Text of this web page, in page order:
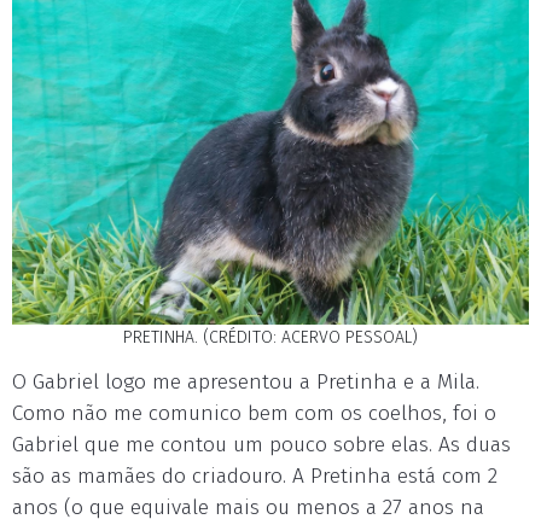
PRETINHA. (CRÉDITO: ACERVO PESSOAL)
O Gabriel logo me apresentou a Pretinha e a Mila.
Como não me comunico bem com os coelhos, foi o
Gabriel que me contou um pouco sobre elas. As duas
são as mamães do criadouro. A Pretinha está com 2
anos (o que equivale mais ou menos a 27 anos na